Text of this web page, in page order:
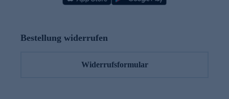
Bestellung widerrufen
Widerrufsformular